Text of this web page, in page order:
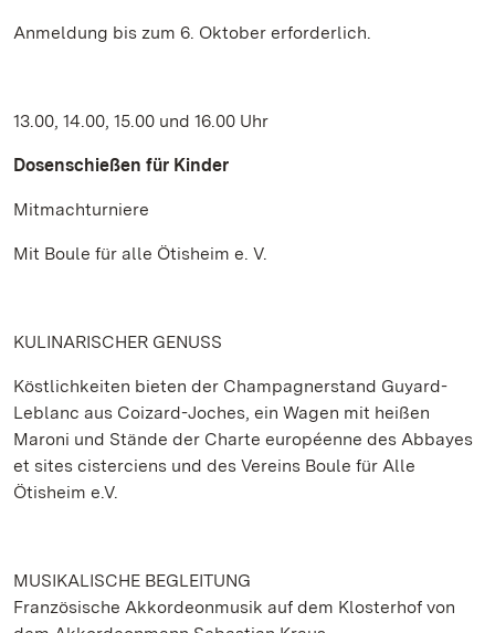
Anmeldung bis zum 6. Oktober erforderlich.
13.00, 14.00, 15.00 und 16.00 Uhr
Dosenschießen für Kinder
Mitmachturniere
Mit Boule für alle Ötisheim e. V.
KULINARISCHER GENUSS
Köstlichkeiten bieten der Champagnerstand Guyard-
Leblanc aus Coizard-Joches, ein Wagen mit heißen
Maroni und Stände der Charte européenne des Abbayes
et sites cisterciens und des Vereins Boule für Alle
Ötisheim e.V.
MUSIKALISCHE BEGLEITUNG
Französische Akkordeonmusik auf dem Klosterhof von